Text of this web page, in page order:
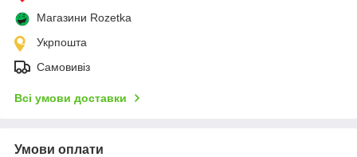
Магазини Rozetka
Укрпошта
Самовивіз
Всі умови доставки
Умови оплати